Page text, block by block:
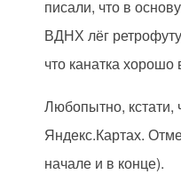
писали, что в
ВДНХ лёг
что канатка
Любопытно, кстати,
Яндекс.Картах.
начале и в конце).